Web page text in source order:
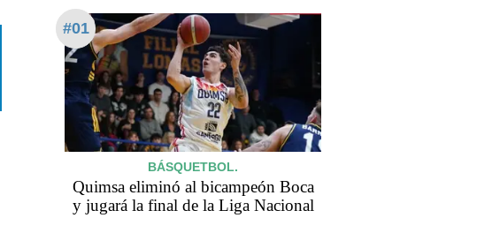
#01
BÁSQUETBOL.
Quimsa eliminó al bicampeón Boca
y jugará la final de la Liga Nacional